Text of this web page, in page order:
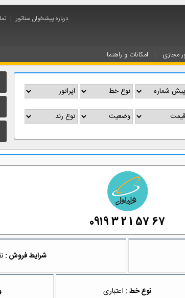
درباره پیشخوان سناتور
مجازی امکانات و راهنما
0919 3 2 1 57 67
شرایط فروش :
نوع خط : اعتباری